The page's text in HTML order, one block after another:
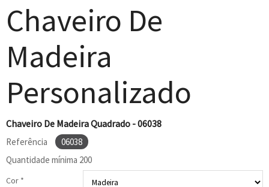
Chaveiro De
Madeira
Personalizado
Chaveiro De Madeira Quadrado - 06038
Referência
06038
Quantidade mínima 200
Cor *